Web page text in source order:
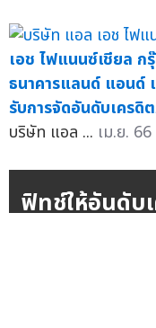
เอช ไฟแนนซ์เชียล ก
ธนาคารแลนด์ แอนด์
รับการจัดอันดับเครดิ
บริษัท แอล ... เม.ย. 66
ฟิทช์ให้อันดับ